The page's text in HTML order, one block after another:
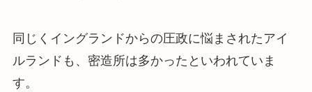
同じくイングランドからの圧政に悩まされたアイ
ルランドも、密造所は多かったといわれていま
す。